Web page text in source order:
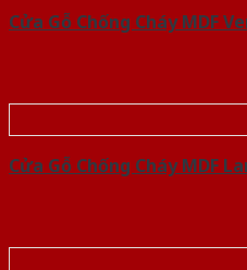
Cửa Gỗ Chống Cháy MDF
Cửa Gỗ Chống Cháy MDF